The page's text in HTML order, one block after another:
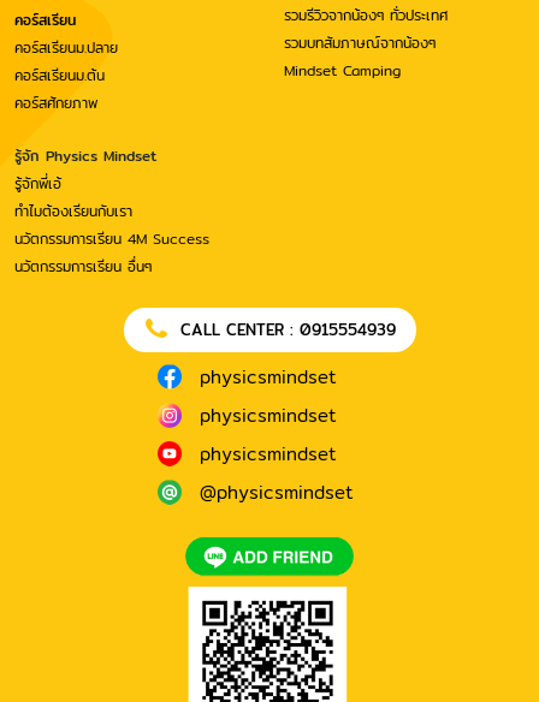
คอร์สเรียน
คอร์สเรียนม.ปลาย
คอร์สเรียนม.ต้น
คอร์สศักยภาพ
รวมรีวิวจากน้องๆ ทั่วประเทศ
รวมบทสัมภาษณ์จากน้องๆ
Mindset Camping
รู้จัก Physics Mindset
รู้จักพี่เอ้
ทำไมต้องเรียนกับเรา
นวัตกรรมการเรียน 4M Success
นวัตกรรมการเรียน อื่นๆ
CALL CENTER : 0915554939
physicsmindset
physicsmindset
physicsmindset
@physicsmindset